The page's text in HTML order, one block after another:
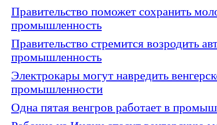
Правительство поможет сохранить
промышленность
Правительство стремится возродить
промышленность
Электрокары могут навредить
промышленности
Одна пятая венгров работает в